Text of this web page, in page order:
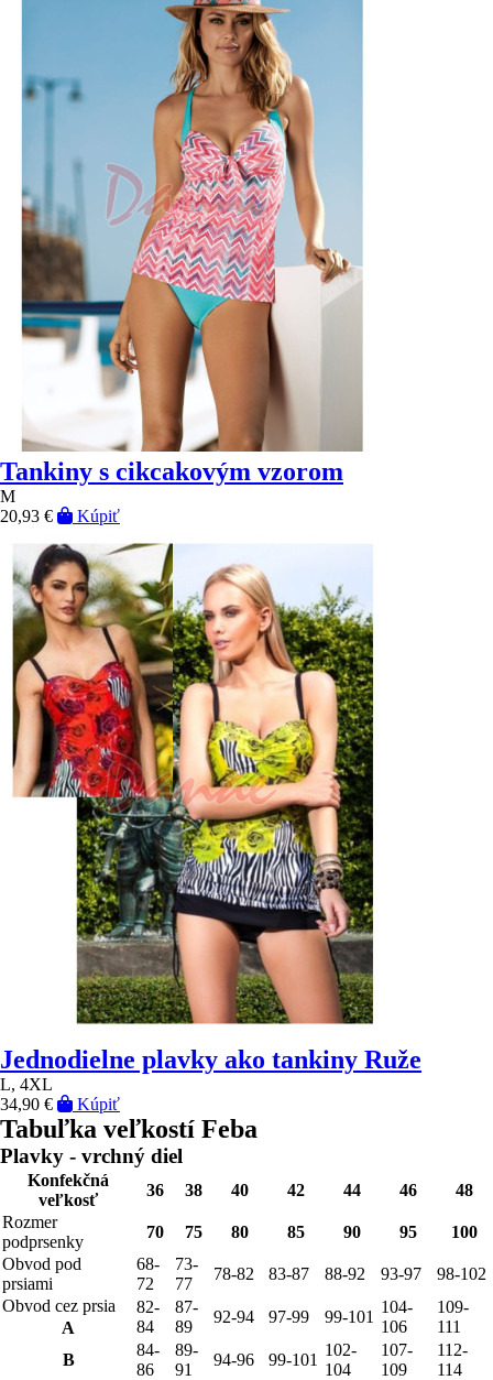
Tankiny s cikcakovým vzorom
M
20,93 €
Kúpiť
Jednodielne plavky ako tankiny Ruže
L, 4XL
34,90 €
Kúpiť
Tabuľka veľkostí Feba
Plavky - vrchný diel
Konfekčná
veľkosť
36 38 40 42 44 46
48
Rozmer
podprsenky
70 75 80 85 90 95
100
Obvod pod
prsiami
68-
72
73-
77
78-82 83-87 88-92 93-97
98-102
Obvod cez prsia
82-
84
87-
89
92-94 97-99 99-101
104-
106
109-
111
A
B
84-
86
89-
91
94-96 99-101
102-
104
107-
109
112-
114